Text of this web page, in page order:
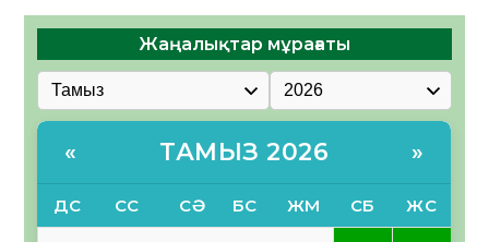
Жаңалықтар мұрағаты
« ТАМЫЗ 2026 »
ДС СС СӘ БС ЖМ СБ ЖС